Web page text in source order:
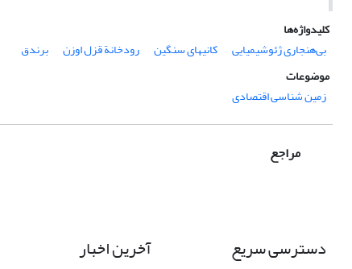
کلیدواژه‌ها
بی‌هنجاری ژئوشیمیایی
کانیهای سنگین رودخانة قزل اوزن
برندق
موضوعات
زمین شناسی اقتصادی
مراجع
دسترسی سریع آخرین اخبار